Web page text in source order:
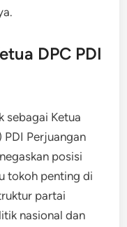
DPC PDI
sebagai Ketua
PDI Perjuangan
posisi
tokoh penting di
partai
nasional dan